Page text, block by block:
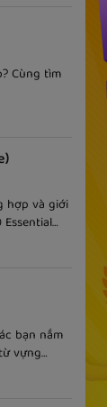
Cùng tìm
hợp và giới
bạn nắm
vựng